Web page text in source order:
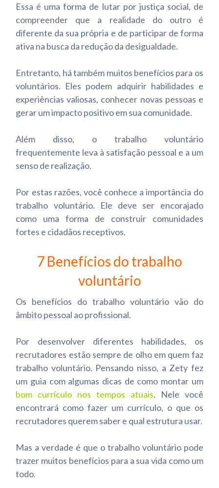
Essa é uma forma de lutar por justiça social, de
compreender que a realidade do outro é
diferente da sua própria e de participar de forma
ativa na busca da redução da desigualdade.
Entretanto, há também muitos benefícios para os
voluntários. Eles podem adquirir habilidades e
experiências valiosas, conhecer novas pessoas e
gerar um impacto positivo em sua comunidade.
Além disso, o trabalho voluntário
frequentemente leva à satisfação pessoal e a um
senso de realização.
Por estas razões, você conhece a importância do
trabalho voluntário. Ele deve ser encorajado
como uma forma de construir comunidades
fortes e cidadãos receptivos.
7 Benefícios do trabalho
voluntário
Os benefícios do trabalho voluntário vão do
âmbito pessoal ao profissional.
Por desenvolver diferentes habilidades, os
recrutadores estão sempre de olho em quem faz
trabalho voluntário. Pensando nisso, a Zety fez
um guia com algumas dicas de como montar um
bom currículo nos tempos atuais. Nele você
encontrará como fazer um currículo, o que os
recrutadores querem saber e qual estrutura usar.
Mas a verdade é que o trabalho voluntário pode
trazer muitos benefícios para a sua vida como um
todo.